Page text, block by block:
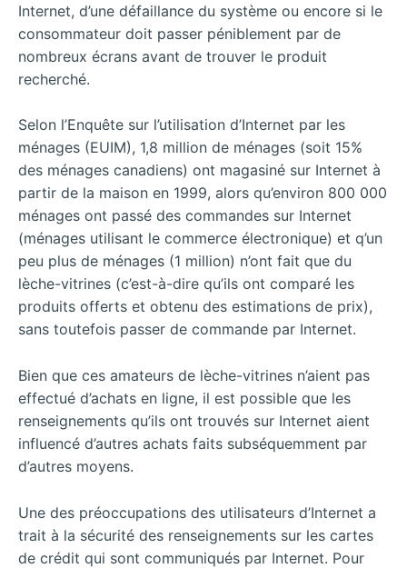
Internet, d’une défaillance du système ou encore si le
consommateur doit passer péniblement par de
nombreux écrans avant de trouver le produit
recherché.
Selon l’Enquête sur l’utilisation d’Internet par les
ménages (EUIM), 1,8 million de ménages (soit 15%
des ménages canadiens) ont magasiné sur Internet à
partir de la maison en 1999, alors qu’environ 800 000
ménages ont passé des commandes sur Internet
(ménages utilisant le commerce électronique) et q’un
peu plus de ménages (1 million) n’ont fait que du
lèche-vitrines (c’est-à-dire qu’ils ont comparé les
produits offerts et obtenu des estimations de prix),
sans toutefois passer de commande par Internet.
Bien que ces amateurs de lèche-vitrines n’aient pas
effectué d’achats en ligne, il est possible que les
renseignements qu’ils ont trouvés sur Internet aient
influencé d’autres achats faits subséquemment par
d’autres moyens.
Une des préoccupations des utilisateurs d’Internet a
trait à la sécurité des renseignements sur les cartes
de crédit qui sont communiqués par Internet. Pour